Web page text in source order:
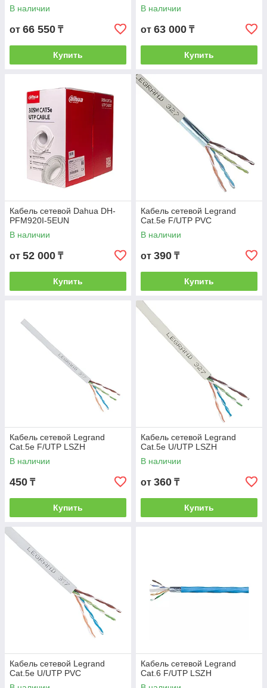
В наличии
от 66 550 ₸
Купить
В наличии
от 63 000 ₸
Купить
Кабель сетевой Dahua DH-
PFM920I-5EUN
В наличии
от 52 000 ₸
Купить
Кабель сетевой Legrand
Cat.5e F/UTP PVC
В наличии
от 390 ₸
Купить
Кабель сетевой Legrand
Cat.5e F/UTP LSZH
В наличии
450 ₸
Купить
Кабель сетевой Legrand
Cat.5e U/UTP LSZH
В наличии
от 360 ₸
Купить
Кабель сетевой Legrand
Cat.5e U/UTP PVC
Кабель сетевой Legrand
Cat.6 F/UTP LSZH